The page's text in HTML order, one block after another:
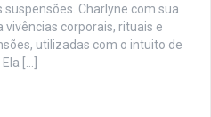
Charlyne com sua
corporais, rituais e
utilizadas com o intuito de
[…]